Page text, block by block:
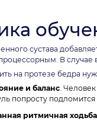
сустава
В случае
на протезе бедра
и баланс. Человек
попросту подломится
ритмичная ходьба